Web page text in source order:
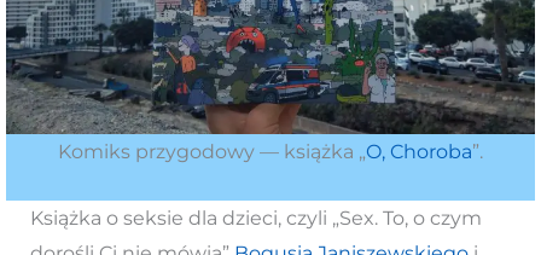
Komiks przygodowy — książka „O, Choroba”.
Książka o seksie dla dzieci, czyli „Sex. To, o czym